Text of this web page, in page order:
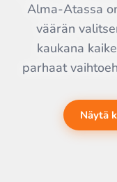
Alma-Atassa
väärän
kaukana
parhaat
Näytä